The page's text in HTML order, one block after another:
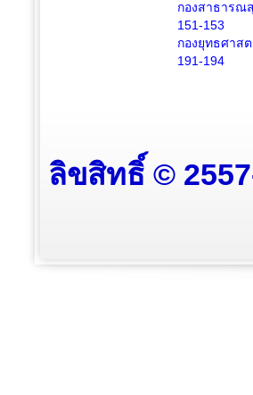
กองสาธารณ
151-153
กองยุทธศาส
191-194
ลิขสิทธิ์ ©